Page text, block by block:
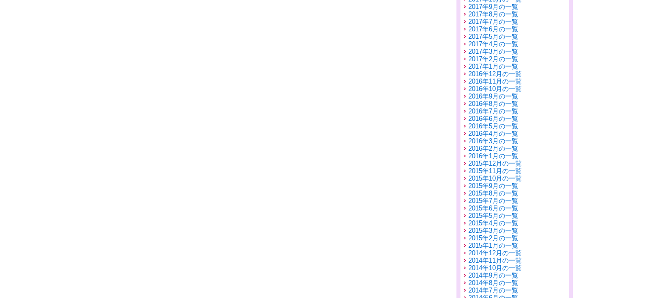
2017年9月の一覧
2017年8月の一覧
2017年7月の一覧
2017年6月の一覧
2017年5月の一覧
2017年4月の一覧
2017年3月の一覧
2017年2月の一覧
2017年1月の一覧
2016年12月の一覧
2016年11月の一覧
2016年10月の一覧
2016年9月の一覧
2016年8月の一覧
2016年7月の一覧
2016年6月の一覧
2016年5月の一覧
2016年4月の一覧
2016年3月の一覧
2016年2月の一覧
2016年1月の一覧
2015年12月の一覧
2015年11月の一覧
2015年10月の一覧
2015年9月の一覧
2015年8月の一覧
2015年7月の一覧
2015年6月の一覧
2015年5月の一覧
2015年4月の一覧
2015年3月の一覧
2015年2月の一覧
2015年1月の一覧
2014年12月の一覧
2014年11月の一覧
2014年10月の一覧
2014年9月の一覧
2014年8月の一覧
2014年7月の一覧